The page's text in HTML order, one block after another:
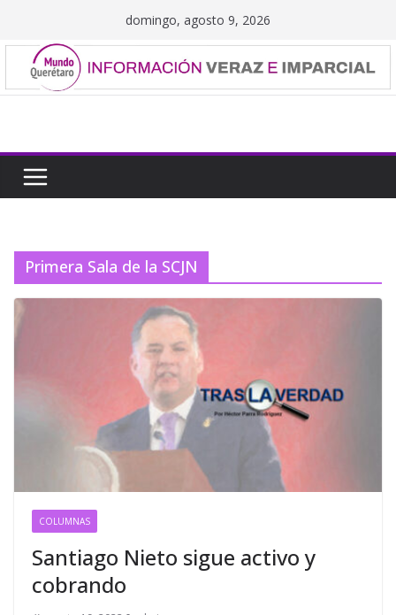
contenido
domingo, agosto 9, 2026
Primera Sala de la SCJN
COLUMNAS
Santiago Nieto sigue activo y
cobrando